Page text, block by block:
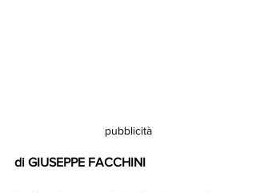
pubblicità
di GIUSEPPE FACCHINI